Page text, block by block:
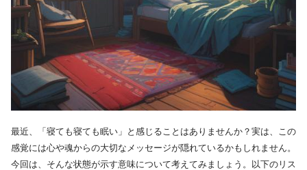
最近、「寝ても寝ても眠い」と感じることはありませんか？実は、この
感覚には心や魂からの大切なメッセージが隠れているかもしれません。
今回は、そんな状態が示す意味について考えてみましょう。以下のリス